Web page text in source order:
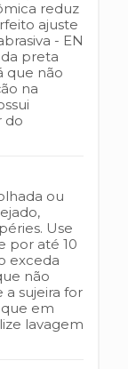
reduz
ajuste
- EN
da preta
que não
na
do
ou
Use
por até 10
exceda
não
a sujeira for
em
lavagem